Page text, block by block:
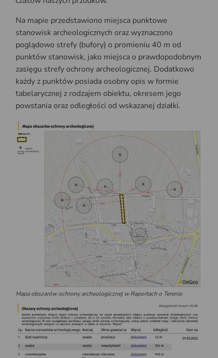
Na mapie przedstawiono miejsca punktowe
stanowisk archeologicznych oraz wyznaczono
poglądowo strefy (bufory) o promieniu 40 m od
punktów stanowisk, jako miejsca o prawdopodobnym
zasięgu strefy ochrony archeologicznej. Dodatkowo
każdy z punktów posiada osobny opis w formie
tabelarycznej z rodzajem obiektu, okresem jego
powstania oraz odległości od wskazanej działki.
Mapa obszarów ochrony archeologicznej w Raportach o Terenie